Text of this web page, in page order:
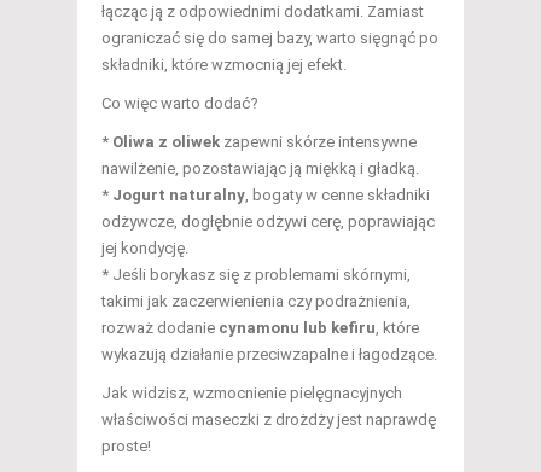
łącząc ją z odpowiednimi dodatkami. Zamiast
ograniczać się do samej bazy, warto sięgnąć po
składniki, które wzmocnią jej efekt.
Co więc warto dodać?
* Oliwa z oliwek zapewni skórze intensywne
nawilżenie, pozostawiając ją miękką i gładką.
* Jogurt naturalny, bogaty w cenne składniki
odżywcze, dogłębnie odżywi cerę, poprawiając
jej kondycję.
* Jeśli borykasz się z problemami skórnymi,
takimi jak zaczerwienienia czy podrażnienia,
rozważ dodanie cynamonu lub kefiru, które
wykazują działanie przeciwzapalne i łagodzące.
Jak widzisz, wzmocnienie pielęgnacyjnych
właściwości maseczki z drożdży jest naprawdę
proste!